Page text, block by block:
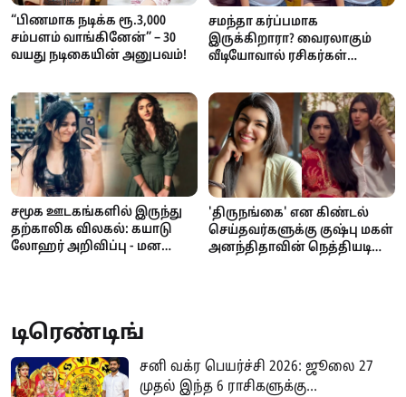
“பிணமாக நடிக்க ரூ.3,000
சம்பளம் வாங்கினேன்” – 30
வயது நடிகையின் அனுபவம்!
சமந்தா கர்ப்பமாக
இருக்கிறாரா? வைரலாகும்
வீடியோவால் ரசிகர்கள்
சமூக ஊடகங்களில் இருந்து
தற்காலிக விலகல்: கயாடு
லோஹர் அறிவிப்பு - மன
'திருநங்கை' என கிண்டல்
செய்தவர்களுக்கு குஷ்பு மகள்
அனந்திதாவின் நெத்தியடி
டிரெண்டிங்
சனி வக்ர பெயர்ச்சி 2026: ஜூலை 27
முதல் இந்த 6 ராசிகளுக்கு...